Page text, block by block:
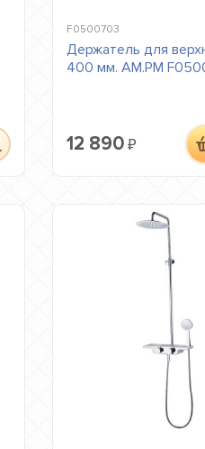
F0500703
Держатель для
400 мм. AM.PM
12 890 ₽